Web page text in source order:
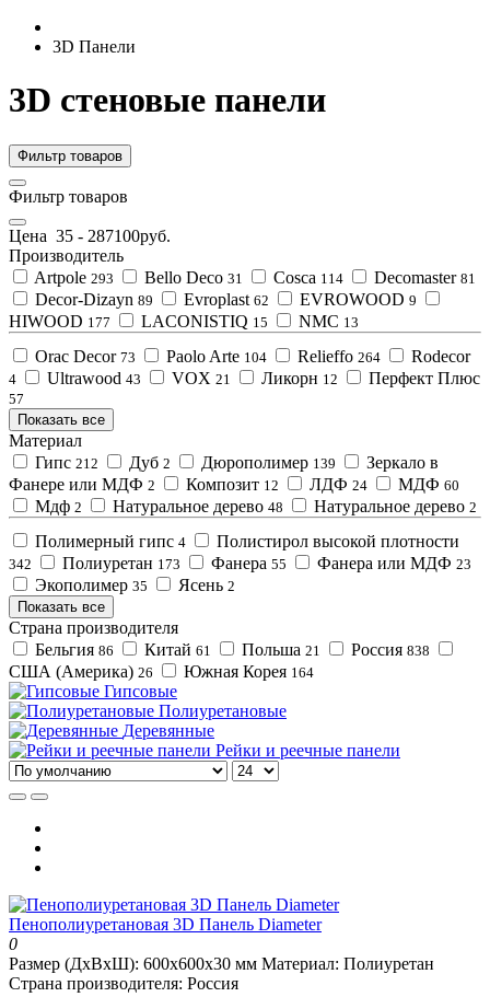
3D Панели
3D стеновые панели
Фильтр товаров
Фильтр товаров
Цена 35 - 287100руб.
Производитель
Artpole 293 Bello Deco 31 Cosca 114 Decomaster 81
Decor-Dizayn 89 Evroplast 62 EVROWOOD 9
HIWOOD 177 LACONISTIQ 15 NMC 13
Orac Decor 73 Paolo Arte 104 Relieffo 264 Rodecor
4 Ultrawood 43 VOX 21 Ликорн 12 Перфект Плюс
57
Показать все
Материал
Гипс 212 Дуб 2 Дюрополимер 139
Зеркало в
Фанере или МДФ 2 Композит 12 ЛДФ 24 МДФ 60
Мдф 2 Натуральное дерево 48 Натуральное дерево 2
Полимерный гипс 4 Полистирол высокой плотности
342 Полиуретан 173 Фанера 55 Фанера или МДФ 23
Экополимер 35 Ясень 2
Показать все
Страна производителя
Бельгия 86 Китай 61 Польша 21 Россия 838
США (Америка) 26 Южная Корея 164
Гипсовые
Полиуретановые
Деревянные
Рейки и реечные панели
Пенополиуретановая 3D Панель Diameter
0
Размер (ДхВхШ): 600x600x30 мм Материал: Полиуретан
Страна производителя: Россия